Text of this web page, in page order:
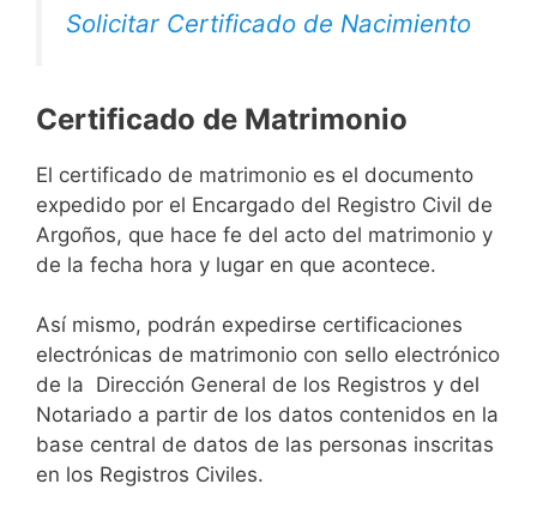
Solicitar Certificado de Nacimiento
Certificado de Matrimonio
El certificado de matrimonio es el documento
expedido por el Encargado del Registro Civil de
Argoños, que hace fe del acto del matrimonio y
de la fecha hora y lugar en que acontece.
Así mismo, podrán expedirse certificaciones
electrónicas de matrimonio con sello electrónico
de la Dirección General de los Registros y del
Notariado a partir de los datos contenidos en la
base central de datos de las personas inscritas
en los Registros Civiles.